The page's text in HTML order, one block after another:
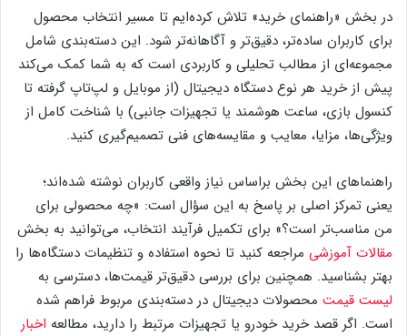
در بخش «راهنمای خرید» تلاش کرده‌ایم تا مسیر انتخاب محصول
برای کاربران ساده‌تر، دقیق‌تر و آگاهانه‌تر شود. این دسته‌بندی شامل
مجموعه‌ای از مطالب تحلیلی و کاربردی است که به شما کمک می‌کند
پیش از خرید هر نوع دستگاه دیجیتال (از موبایل و لپ‌تاپ گرفته تا
کنسول بازی، ساعت هوشمند یا تجهیزات جانبی) با شناخت کامل از
ویژگی‌ها، مزایا، معایب و مقایسه‌های فنی تصمیم‌گیری کنید.
راهنماهای این بخش براساس نیاز واقعی کاربران نوشته شده‌اند؛
یعنی تمرکز اصلی بر پاسخ به این سؤال است: «چه محصولی برای
من مناسب‌تر است؟» برای تکمیل فرآیند انتخاب، می‌توانید به بخش
مقالات آموزشی مراجعه کنید تا نحوه استفاده و تنظیمات دستگاه‌ها را
بهتر بشناسید. همچنین برای بررسی دقیق‌تر قیمت‌ها، دسترسی به
لیست قیمت محصولات دیجیتال در دسته‌بندی مربوط فراهم شده
است. اگر قصد خرید خودرو یا تجهیزات مرتبط را دارید، مطالعه اخبار